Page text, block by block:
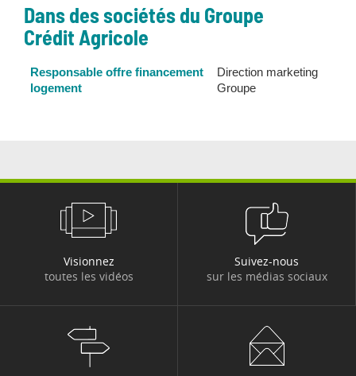
Dans des sociétés du Groupe
Crédit Agricole
Responsable offre financement
logement
Direction marketing
Groupe
Visionnez
toutes les vidéos
Suivez-nous
sur les médias sociaux